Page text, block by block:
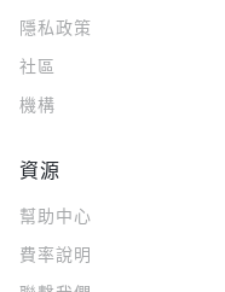
隱私政策
社區
機構
資源
幫助中心
費率說明